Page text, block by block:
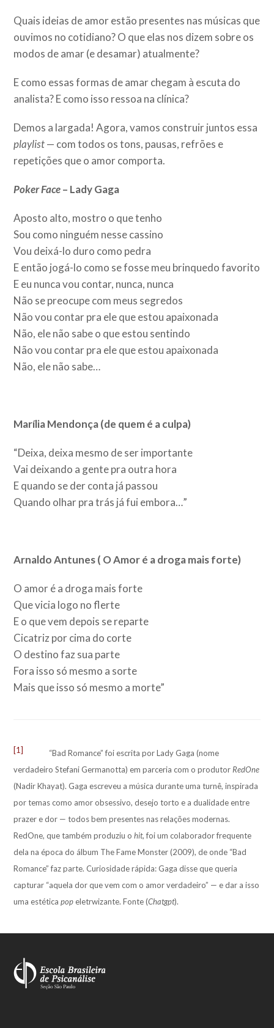
Quais ideias de amor estão presentes nas músicas que
ouvimos no cotidiano? O que elas nos dizem sobre os
modos de amar (e desamar) atualmente?
E como essas formas de amar chegam à escuta do
analista? E como isso ressoa na clínica?
Demos a largada! Agora, vamos construir juntos essa
playlist— com todos os tons, pausas, refrões e
repetições que o amor comporta.
Poker Face– Lady Gaga
Aposto alto, mostro o que tenho
Sou como ninguém nesse cassino
Vou deixá-lo duro como pedra
E então jogá-lo como se fosse meu brinquedo favorito
E eu nunca vou contar, nunca, nunca
Não se preocupe com meus segredos
Não vou contar pra ele que estou apaixonada
Não, ele não sabe o que estou sentindo
Não vou contar pra ele que estou apaixonada
Não, ele não sabe…
Marília Mendonça (de quem é a culpa)
“Deixa, deixa mesmo de ser importante
Vai deixando a gente pra outra hora
E quando se der conta já passou
Quando olhar pra trás já fui embora…”
Arnaldo Antunes ( O Amor é a droga mais forte)
O amor é a droga mais forte
Que vicia logo no flerte
E o que vem depois se reparte
Cicatriz por cima do corte
O destino faz sua parte
Fora isso só mesmo a sorte
Mais que isso só mesmo a morte”
[1]
“Bad Romance” foi escrita por Lady Gaga (nome
verdadeiro Stefani Germanotta) em parceria com o produtorRedOne
(Nadir Khayat). Gaga escreveu a música durante uma turnê, inspirada
por temas como amor obsessivo, desejo torto e a dualidade entre
prazer e dor — todos bem presentes nas relações modernas.
RedOne, que também produziu ohit, foi um colaborador frequente
dela na época do álbum The Fame Monster (2009), de onde “Bad
Romance” faz parte. Curiosidade rápida: Gaga disse que queria
capturar “aquela dor que vem com o amor verdadeiro” — e dar a isso
uma estéticapopeletrwizante. Fonte (Chatgpt).